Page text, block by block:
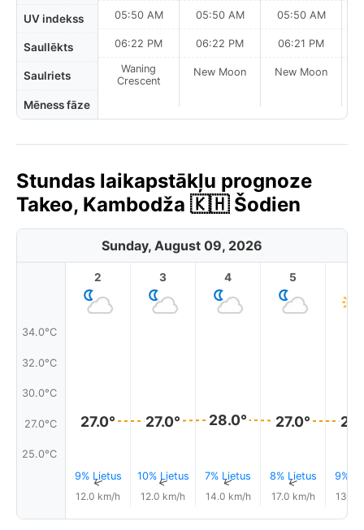
UV indekss
Saullēkts
Saulriets
Mēness fāze
05:50 AM
06:22 PM
Waning
Crescent
05:50 AM
06:22 PM
New Moon
05:50 AM
06:21 PM
New Moon
Stundas laikapstākļu prognoze
Takeo, Kambodža 🇰🇭 Šodien
Sunday, August 09, 2026
34.0°C
32.0°C
30.0°C
27.0°C
25.0°C
2
27.0°
9% Lietus
↑
12.0 km/h
3
27.0°
10% Lietus
↑
12.0 km/h
4
28.0°
7% Lietus
↑
14.0 km/h
5
27.0°
8% Lietus
↑
17.0 km/h
9%
13.0